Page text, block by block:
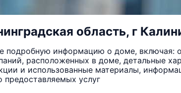
область, г
подробную информацию о доме, включая:
расположенных в доме, детальные
и использованные материалы,
предоставляемых услуг